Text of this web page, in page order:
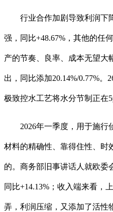
行业合作加剧导致利润下
强，同比+48.67%，其他的任
产的节奏、良率、成本无望大
出，同比添加20.14%/0.77%。
极致控水工艺将水分节制正在
2026年一季度，用于施行
材料的精确性、靠得住性、时
的。商务部旧事讲话人就欧委
同比+14.13%；收入端来看，
弄，利润压缩，又添加了活性